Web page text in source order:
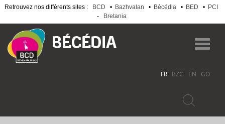
Retrouvez nos différents sites : BCD • Bazhvalan • Bécédia • BED •
PCI
-
Bretania
au
contenu
principal
FR BZG EN GO